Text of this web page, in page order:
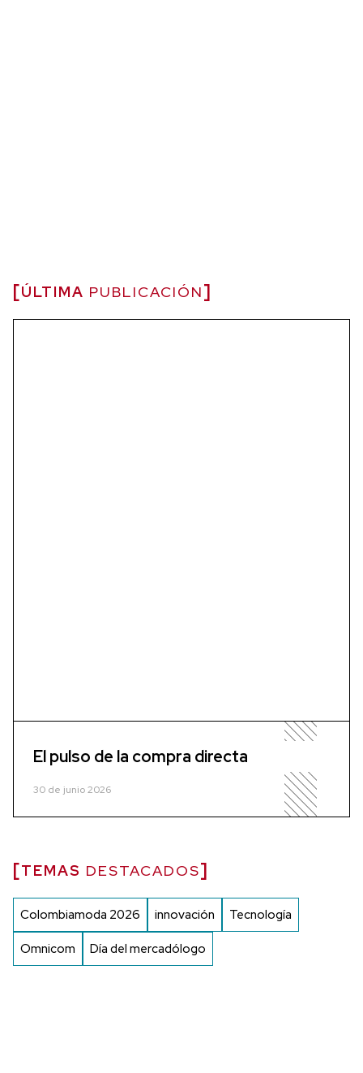
ÚLTIMA PUBLICACIÓN
El pulso de la compra directa
30 de junio 2026
TEMAS DESTACADOS
Colombiamoda 2026 innovación Tecnología
Omnicom Día del mercadólogo